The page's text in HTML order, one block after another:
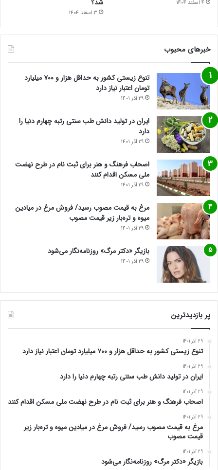
4 اسفند 1404 شد؟
3 اسفند 1404
خبرهای محبوب
تنوع زیستی کشور به حداقل هزار و ۷۰۰ میلیارد
تومان اعتبار نیاز دارد
29 آذر 1401
ایران در تولید دانش طب سنتی رتبه چهارم دنیا را
دارد
29 آذر 1401
اصحاب فرهنگ و هنر برای ثبت نام در طرح نهضت
ملی مسکن اقدام کنند
29 آذر 1401
مرغ به قیمت مصوب رسید/ فروش مرغ در میادین
میوه و تره‌بار زیر قیمت مصوب
29 آذر 1401
بازیگر «دکتر مرگ» روزنامه‌نگار می‌شود
29 آذر 1401
پر بازدیدترین
29 آذر 1401
تنوع زیستی کشور به حداقل هزار و ۷۰۰ میلیارد تومان اعتبار نیاز دارد
29 آذر 1401
ایران در تولید دانش طب سنتی رتبه چهارم دنیا را دارد
29 آذر 1401
اصحاب فرهنگ و هنر برای ثبت نام در طرح نهضت ملی مسکن اقدام کنند
29 آذر 1401
مرغ به قیمت مصوب رسید/ فروش مرغ در میادین میوه و تره‌بار زیر
قیمت مصوب
29 آذر 1401
بازیگر «دکتر مرگ» روزنامه‌نگار می‌شود